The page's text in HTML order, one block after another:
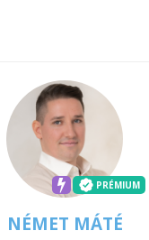
PRÉMIUM
NÉMET MÁTÉ